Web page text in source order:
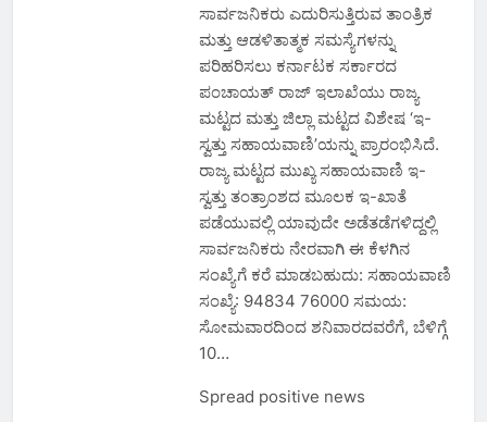
ಸಾರ್ವಜನಿಕರು ಎದುರಿಸುತ್ತಿರುವ ತಾಂತ್ರಿಕ
ಮತ್ತು ಆಡಳಿತಾತ್ಮಕ ಸಮಸ್ಯೆಗಳನ್ನು
ಪರಿಹರಿಸಲು ಕರ್ನಾಟಕ ಸರ್ಕಾರದ
ಪಂಚಾಯತ್ ರಾಜ್ ಇಲಾಖೆಯು ರಾಜ್ಯ
ಮಟ್ಟದ ಮತ್ತು ಜಿಲ್ಲಾ ಮಟ್ಟದ ವಿಶೇಷ ‘ಇ-
ಸ್ವತ್ತು ಸಹಾಯವಾಣಿ’ಯನ್ನು ಪ್ರಾರಂಭಿಸಿದೆ.
ರಾಜ್ಯ ಮಟ್ಟದ ಮುಖ್ಯ ಸಹಾಯವಾಣಿ ಇ-
ಸ್ವತ್ತು ತಂತ್ರಾಂಶದ ಮೂಲಕ ಇ-ಖಾತೆ
ಪಡೆಯುವಲ್ಲಿ ಯಾವುದೇ ಅಡೆತಡೆಗಳಿದ್ದಲ್ಲಿ
ಸಾರ್ವಜನಿಕರು ನೇರವಾಗಿ ಈ ಕೆಳಗಿನ
ಸಂಖ್ಯೆಗೆ ಕರೆ ಮಾಡಬಹುದು: ಸಹಾಯವಾಣಿ
ಸಂಖ್ಯೆ: 94834 76000 ಸಮಯ:
ಸೋಮವಾರದಿಂದ ಶನಿವಾರದವರೆಗೆ, ಬೆಳಿಗ್ಗೆ
10…
Spread positive news